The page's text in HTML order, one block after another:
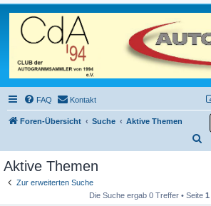
FAQ Kontakt
Foren-Übersicht Suche Aktive Themen
Aktive Themen
Zur erweiterten Suche
Die Suche ergab 0 Treffer • Seite 1